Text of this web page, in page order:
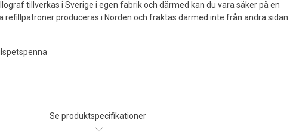
tillverkas i Sverige i egen fabrik och därmed kan du vara säker på en
refillpatroner produceras i Norden och fraktas därmed inte från andra sidan
Se produktspecifikationer